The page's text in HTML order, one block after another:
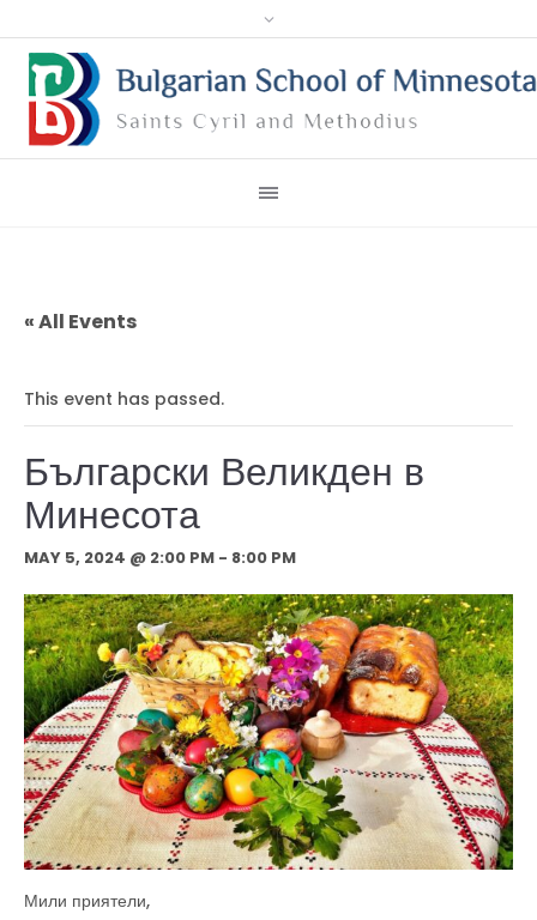
« All Events
This event has passed.
Български Великден в
Минесота
MAY 5, 2024 @ 2:00 PM - 8:00 PM
Мили приятели,